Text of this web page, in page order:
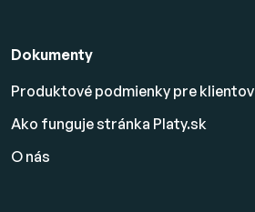
Dokumenty
Produktové podmienky pre klientov
Ako funguje stránka Platy.sk
O nás